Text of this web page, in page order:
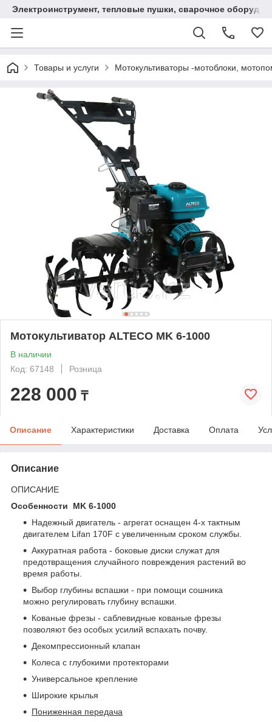
Электроинструмент, тепловые пушки, сварочное
Товары и услуги Мотокультиваторы -мотоблоки,
Мотокультиватор ALTECO MK 6-1000
В наличии
Код: 67148
Розница
228 000 ₸
Описание Характеристики Доставка Оплата
Описание
ОПИСАНИЕ
Особенности MK 6-1000
Надежный двигатель - агрегат оснащен 4-х тактным
двигателем Lifan 170F с увеличенным сроком службы.
Аккуратная работа - боковые диски служат для
предотвращения случайного повреждения растений во
время работы.
Выбор глубины вспашки - при помощи сошника
можно регулировать глубину вспашки.
Кованые фрезы - саблевидные кованые фрезы
позволяют без особых усилий вспахать почву.
Декомпрессионный клапан
Колеса с глубокими протекторами
Универсальное крепление
Широкие крылья
Пониженная передача